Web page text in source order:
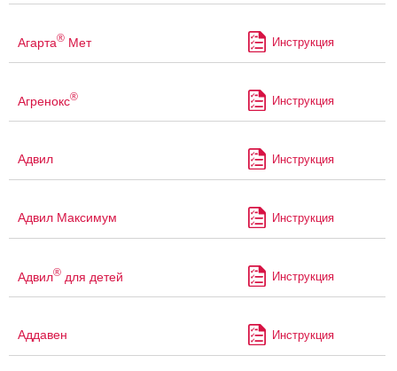
Агарта® Мет Инструкция
Агренокс® Инструкция
Адвил Инструкция
Адвил Максимум Инструкция
Адвил® для детей Инструкция
Аддавен Инструкция